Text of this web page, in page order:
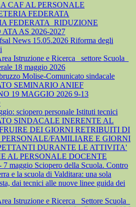
CAF AL PERSONALE
FEDERATA
FEDERATA_RIDUZIONE
AS 2026-2027
News 15.05.2026 Riforma degli
Istruzione e Ricerca_ settore Scuola_
18 maggio 2026
Molise-Comunicato sindacale
SEMINARIO ANIEF
19 MAGGIO 2026 9-13
sciopero personale Istituti tecnici
SINDACALE INERENTE AL
DEI GIORNI RETRIBUITI DI
PERSONALE/FAMILIARE E GIORNI
DURANTE LE ATTIVITA'
AL PERSONALE DOCENTE
7 maggio Sciopero della Scuola. Contro
e la scuola di Valditara: una sola
dai tecnici alle nuove linee guida dei
Istruzione e Ricerca_ Settore Scuola_